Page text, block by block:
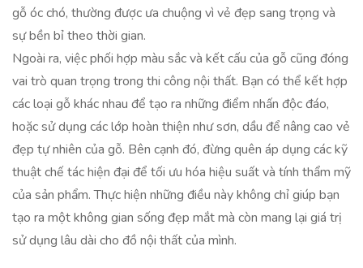
gỗ óc chó, thường được ưa chuộng vì vẻ đẹp sang trọng và
sự bền bỉ theo thời gian.
Ngoài ra, việc phối hợp màu sắc và kết cấu của gỗ cũng đóng
vai trò quan trọng trong thi công nội thất. Bạn có thể kết hợp
các loại gỗ khác nhau để tạo ra những điểm nhấn độc đáo,
hoặc sử dụng các lớp hoàn thiện như sơn, dầu để nâng cao vẻ
đẹp tự nhiên của gỗ. Bên cạnh đó, đừng quên áp dụng các kỹ
thuật chế tác hiện đại để tối ưu hóa hiệu suất và tính thẩm mỹ
của sản phẩm. Thực hiện những điều này không chỉ giúp bạn
tạo ra một không gian sống đẹp mắt mà còn mang lại giá trị
sử dụng lâu dài cho đồ nội thất của mình.